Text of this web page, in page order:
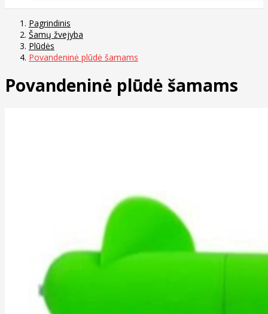
Pagrindinis
Šamų žvejyba
Plūdės
Povandeninė plūdė šamams
Povandeninė plūdė šamams